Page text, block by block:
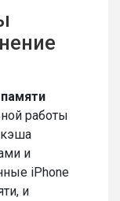
работы
и
iPhone
и